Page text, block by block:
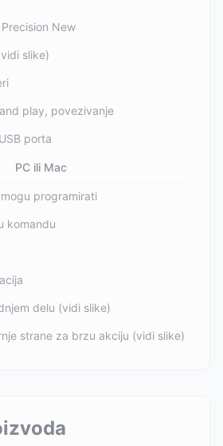
New
slike)
play, povezivanje
porta
PC ili Mac
programirati
komandu
delu (vidi slike)
strane za brzu akciju (vidi slike)